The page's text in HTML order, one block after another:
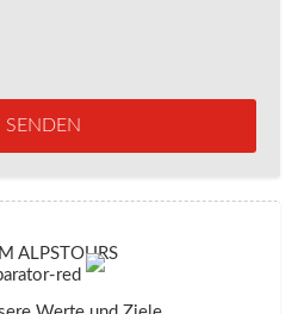
SENDEN
ALPSTOURS